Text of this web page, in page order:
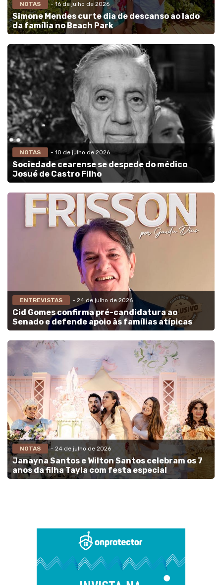
NOTAS - 16 de julho de 2026
Simone Mendes curte dia de descanso ao lado
da família no Beach Park
NOTAS - 10 de julho de 2026
Sociedade cearense se despede do médico
Josué de Castro Filho
ENTREVISTAS - 24 de julho de 2026
Cid Gomes confirma pré-candidatura ao
Senado e defende apoio às famílias atípicas
NOTAS - 24 de julho de 2026
Janayna Santos e Wilton Santos celebram os 7
anos da filha Tayla com festa especial